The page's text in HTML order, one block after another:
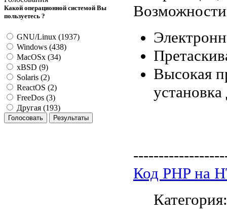
Какой операционной системой Вы
пользуетесь ?
GNU/Linux (1937)
Windows (438)
MacOSx (34)
xBSD (9)
Solaris (2)
ReactOS (2)
FreeDos (3)
Другая (193)
Высокая
Код PHP на